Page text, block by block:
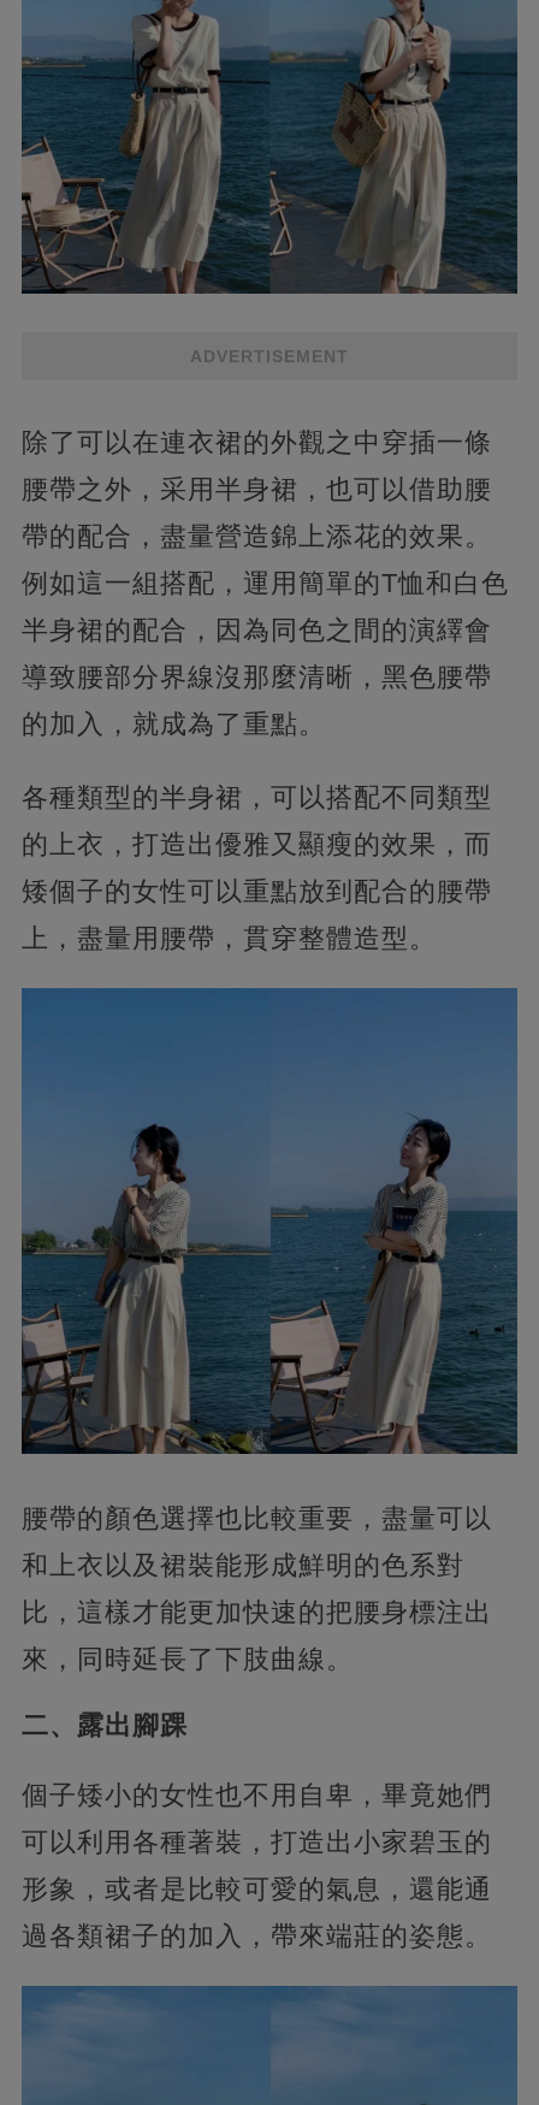
ADVERTISEMENT
除了可以在連衣裙的外觀之中穿插一條
腰帶之外，采用半身裙，也可以借助腰
帶的配合，盡量營造錦上添花的效果。
例如這一組搭配，運用簡單的T恤和白色
半身裙的配合，因為同色之間的演繹會
導致腰部分界線沒那麼清晰，黑色腰帶
的加入，就成為了重點。
各種類型的半身裙，可以搭配不同類型
的上衣，打造出優雅又顯瘦的效果，而
矮個子的女性可以重點放到配合的腰帶
上，盡量用腰帶，貫穿整體造型。
腰帶的顏色選擇也比較重要，盡量可以
和上衣以及裙裝能形成鮮明的色系對
比，這樣才能更加快速的把腰身標注出
來，同時延長了下肢曲線。
二、露出腳踝
個子矮小的女性也不用自卑，畢竟她們
可以利用各種著裝，打造出小家碧玉的
形象，或者是比較可愛的氣息，還能通
過各類裙子的加入，帶來端莊的姿態。